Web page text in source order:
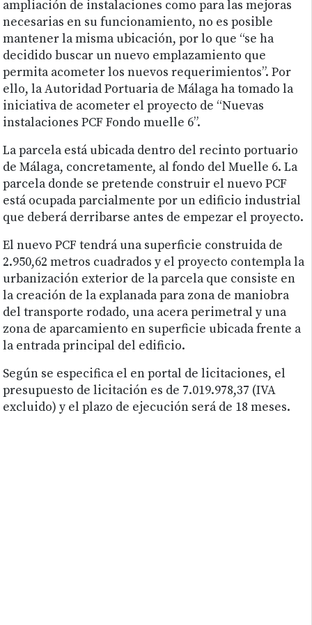
ampliación de instalaciones como para las mejoras
necesarias en su funcionamiento, no es posible
mantener la misma ubicación, por lo que “se ha
decidido buscar un nuevo emplazamiento que
permita acometer los nuevos requerimientos”. Por
ello, la Autoridad Portuaria de Málaga ha tomado la
iniciativa de acometer el proyecto de “Nuevas
instalaciones PCF Fondo muelle 6”.
La parcela está ubicada dentro del recinto portuario
de Málaga, concretamente, al fondo del Muelle 6. La
parcela donde se pretende construir el nuevo PCF
está ocupada parcialmente por un edificio industrial
que deberá derribarse antes de empezar el proyecto.
El nuevo PCF tendrá una superficie construida de
2.950,62 metros cuadrados y el proyecto contempla la
urbanización exterior de la parcela que consiste en
la creación de la explanada para zona de maniobra
del transporte rodado, una acera perimetral y una
zona de aparcamiento en superficie ubicada frente a
la entrada principal del edificio.
Según se especifica el en portal de licitaciones, el
presupuesto de licitación es de 7.019.978,37 (IVA
excluido) y el plazo de ejecución será de 18 meses.